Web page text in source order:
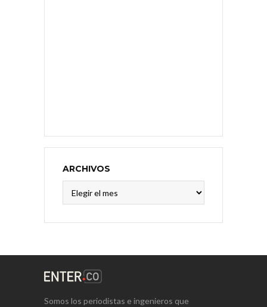
ARCHIVOS
Somos los periodistas e ingenieros que